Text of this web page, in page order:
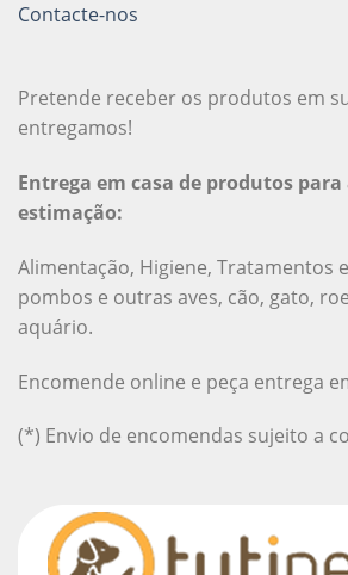
Contacte-nos
Pretende receber os produtos em
entregamos!
Entrega em casa de produtos
estimação:
Alimentação, Higiene, Tratamentos
pombos e outras aves, cão, gato,
aquário.
Encomende online e peça entrega
(*) Envio de encomendas sujeito a